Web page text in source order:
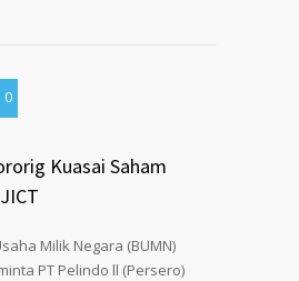
0
Kuasai Saham
Milik Negara (BUMN)
PT Pelindo ll (Persero)